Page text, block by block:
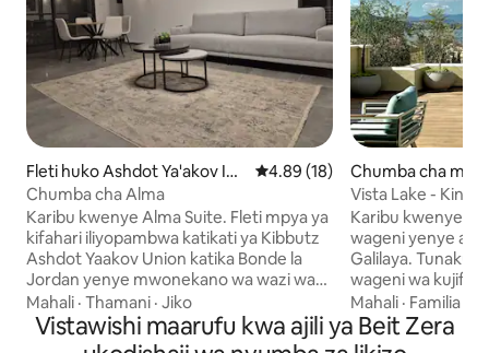
Fleti huko Ashdot Ya'akov Ihu
d
Ukadiriaji wa wastani wa 4.89
4.89 (18)
Chumba cha Alma
Karibu kwenye Alma Suite. Fleti mpya ya
kifahari iliyopambwa katikati ya Kibbutz
Ashdot Yaakov Union katika Bonde la
Jordan yenye mwonekano wa wazi wa
Ramat Sirin. Sehemu yangu ni nzuri kwa
wanandoa na familia zinazotafuta amani
,mapumziko na mtindo bila kuathiri
Mahali · Thamani · Jiko
Chumba cha
Kazir
Vista Lake -
Karibu kwenye
wageni yenye
Galilaya.
wageni wa
mbele ya
Bahari ya
fahari
Mahali · Familia
Vistawishi maarufu kwa ajili ya Beit Zera